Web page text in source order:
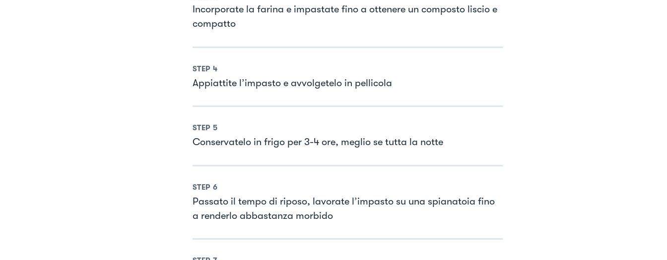
Incorporate la farina e impastate fino a ottenere un composto liscio e
compatto
STEP 4
Appiattite l’impasto e avvolgetelo in pellicola
STEP 5
Conservatelo in frigo per 3-4 ore, meglio se tutta la notte
STEP 6
Passato il tempo di riposo, lavorate l’impasto su una spianatoia fino
a renderlo abbastanza morbido